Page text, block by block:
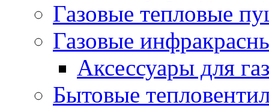
Газовые тепловые
Газовые
Аксессуары для
Бытовые